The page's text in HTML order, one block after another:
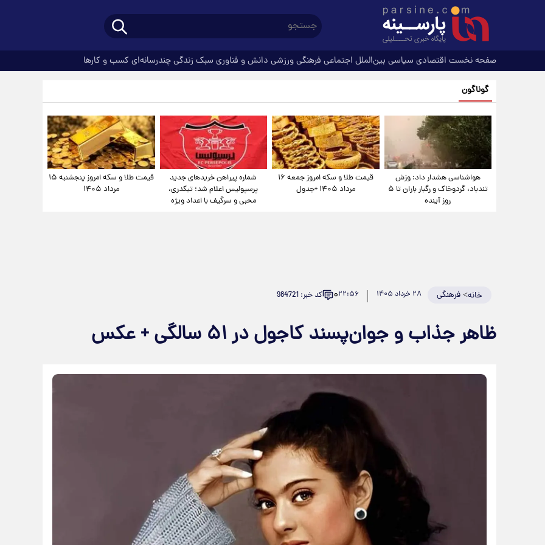
صفحه نخست اقتصادی سیاسی بین‌الملل اجتماعی فرهنگیورزشی دانش و فناوری سبک زندگیچندرسانه‌ای کسب و کارها
گوناگون
هواشناسی هشدار داد: وزش
تندباد، گردوخاک و رگبار باران تا ۵
روز آینده
قیمت طلا و سکه امروز جمعه ۱۶
مرداد ۱۴۰۵ +جدول
شماره پیراهن خریدهای جدید
پرسپولیس اعلام شد؛ تیکدری،
محبی و سرگیف با اعداد ویژه
قیمت طلا و سکه امروز پنجشنبه ۱۵
مرداد ۱۴۰۵
خانه>فرهنگی ۲۸ خرداد ۱۴۰۵ ۲۲:۵۶۰ کد خبر: 984721
ظاهر جذاب و جوان‌پسند کاجول در ۵۱ سالگی + عکس